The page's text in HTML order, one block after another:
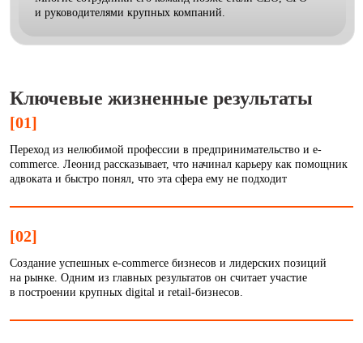
и руководителями крупных компаний.
Ключевые жизненные результаты
[01]
Переход из нелюбимой профессии в предпринимательство и e-
commerce. Леонид рассказывает, что начинал карьеру как помощник
адвоката и быстро понял, что эта сфера ему не подходит
[02]
Создание успешных e-commerce бизнесов и лидерских позиций
на рынке. Одним из главных результатов он считает участие
в построении крупных digital и retail-бизнесов.